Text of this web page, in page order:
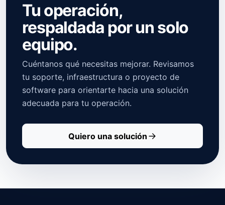
Tu operación,
respaldada por un solo
equipo.
Cuéntanos qué necesitas mejorar. Revisamos
tu soporte, infraestructura o proyecto de
software para orientarte hacia una solución
adecuada para tu operación.
Quiero una solución